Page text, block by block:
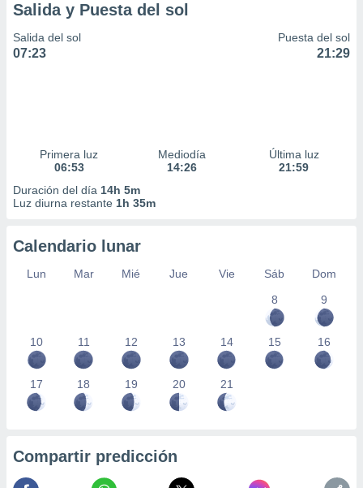
Salida y Puesta del sol
Salida del sol
07:23
Puesta del sol
21:29
Primera luz
06:53
Mediodía
14:26
Última luz
21:59
Duración del día 14h 5m
Luz diurna restante 1h 35m
Calendario lunar
Lun Mar Mié Jue Vie Sáb
Dom
8
9
10 11 12 13 14 15 16
17 18 19 20 21
Compartir predicción